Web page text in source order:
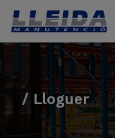
/ Lloguer